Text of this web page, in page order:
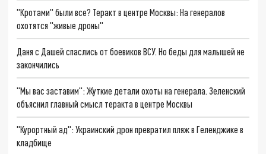
"Кротами" были все? Теракт в центре Москвы: На генералов
охотятся "живые дроны"
Даня с Дашей спаслись от боевиков ВСУ. Но беды для малышей не
закончились
"Мы вас заставим": Жуткие детали охоты на генерала. Зеленский
объяснил главный смысл теракта в центре Москвы
"Курортный ад": Украинский дрон превратил пляж в Геленджике в
кладбище